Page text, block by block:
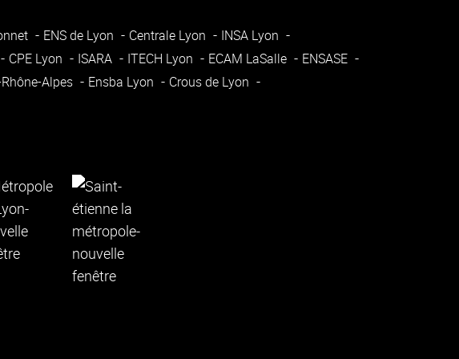
ENS de Lyon Centrale Lyon
INSA Lyon
CPE Lyon ISARA ITECH Lyon ECAM LaSalle
ENSASE
Alpes Ensba Lyon
Crous de Lyon